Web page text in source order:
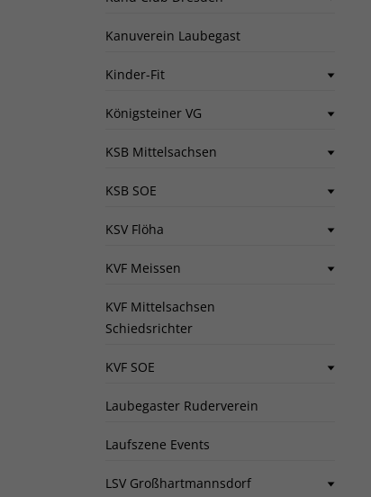
Kanuverein Laubegast
Kinder-Fit
Königsteiner VG
KSB Mittelsachsen
KSB SOE
KSV Flöha
KVF Meissen
KVF Mittelsachsen
Schiedsrichter
KVF SOE
Laubegaster Ruderverein
Laufszene Events
LSV Großhartmannsdorf